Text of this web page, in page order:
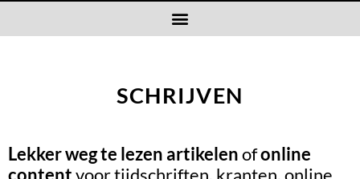
SCHRIJVEN
Lekker weg te lezen artikelenofonline
contentvoor tijdschriften, kranten, online